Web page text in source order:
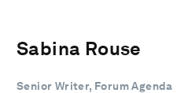
Sabina Rouse
Senior Writer, Forum Agenda